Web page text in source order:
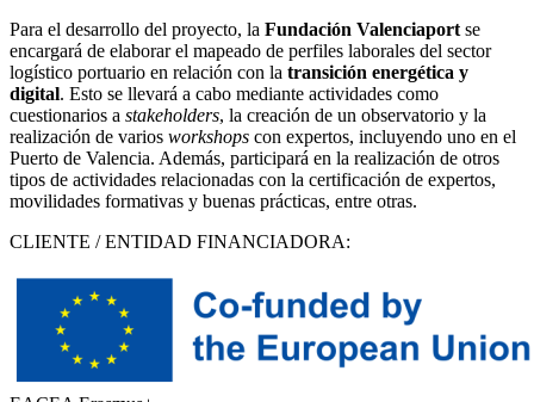
Para el desarrollo del proyecto, la Fundación Valenciaport se
encargará de elaborar el mapeado de perfiles laborales del sector
logístico portuario en relación con la transición energética y
digital. Esto se llevará a cabo mediante actividades como
cuestionarios a stakeholders, la creación de un observatorio y la
realización de varios workshops con expertos, incluyendo uno en el
Puerto de Valencia. Además, participará en la realización de otros
tipos de actividades relacionadas con la certificación de expertos,
movilidades formativas y buenas prácticas, entre otras.
CLIENTE / ENTIDAD FINANCIADORA: